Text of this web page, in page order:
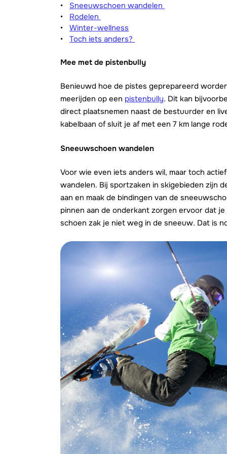
Sneeuwschoen wandelen
Rodelen
Winter-wellness
Toch iets anders?
Mee met de pistenbully
Benieuwd hoe de pistes geprepareerd
meerijden op een pistenbully. Dit kan
direct plaatsnemen naast de bestuurder en
kabelbaan of sluit je af met een 7 km lange
Sneeuwschoen wandelen
Voor wie even iets anders wil, maar toch
wandelen. Bij sportzaken in skigebieden zijn
aan en maak de bindingen van de
pinnen aan de onderkant zorgen ervoor dat
schoen zak je niet weg in de sneeuw. Dat is